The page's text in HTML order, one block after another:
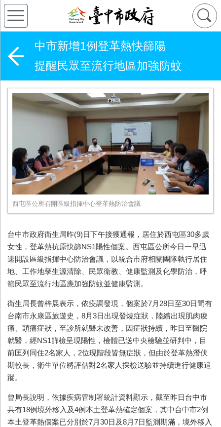
中市新增1例登革熱快篩陽
提醒民眾至流行地區加強防蚊
西屯區公所召開區級指揮中心登革熱防治會議
台中市政府衛生局昨(9)日下午接獲通報，居住於西屯區30多歲
女性，登革熱抗原快篩NS1陽性個案。西屯區公所今日一早迅
速開設區級指揮中心防治會議，以統合市府相關團隊執行居住
地、工作地孳生源清除、民眾衛教、健康監測及化學防治，呼
籲民眾至流行地區應加強防蚊並健康監測。
衛生局長曾梓展表示，依疫調發現，個案於7月 28日至30日間有
台南市永康區旅遊史， 8月3日出現發燒症狀，陸續出現肌肉痠
痛、頭痛症狀，至診所就醫未改善，因症狀持續，昨日至醫院
就醫，經NS1篩檢呈現陽性，檢體已送中央檢驗並研判中，目
前匡列同住2名家人， 2位現階段皆無症狀，但由於登革熱潛伏
期較長，衛生單位將評估對2名家人採檢送驗並持續進行健康追
蹤。
曾局長說明，依據疾病管制署統計資料顯示，截至昨日台中市
共有18例境外移入及4例本土登革熱確定個案，其中台中市2例
本土登革熱個案已分別於7月30日及8月7日監測期滿，境外移入